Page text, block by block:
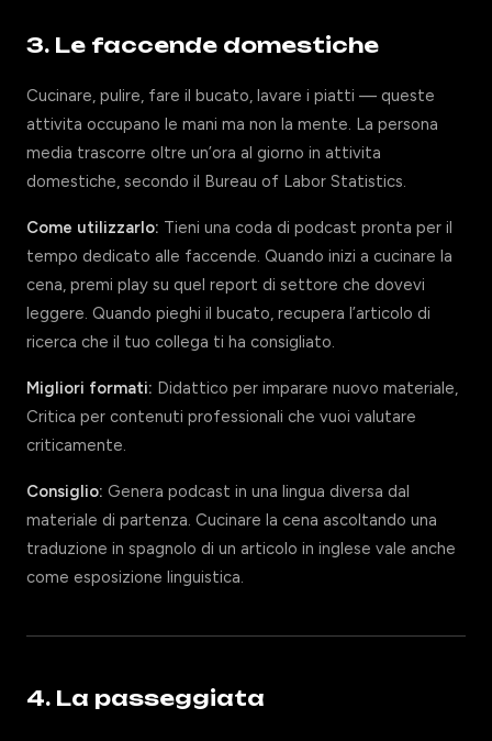
3. Le faccende domestiche
Cucinare, pulire, fare il bucato, lavare i piatti — queste
attivita occupano le mani ma non la mente. La persona
media trascorre oltre un’ora al giorno in attivita
domestiche, secondo il Bureau of Labor Statistics.
Come utilizzarlo: Tieni una coda di podcast pronta per il
tempo dedicato alle faccende. Quando inizi a cucinare la
cena, premi play su quel report di settore che dovevi
leggere. Quando pieghi il bucato, recupera l’articolo di
ricerca che il tuo collega ti ha consigliato.
Migliori formati: Didattico per imparare nuovo materiale,
Critica per contenuti professionali che vuoi valutare
criticamente.
Consiglio: Genera podcast in una lingua diversa dal
materiale di partenza. Cucinare la cena ascoltando una
traduzione in spagnolo di un articolo in inglese vale anche
come esposizione linguistica.
4. La passeggiata